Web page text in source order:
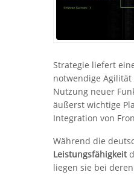
Strategie liefert
notwendige
Nutzung neuer
äußerst wichtige
Integration von
Während die
Leistungsfähigkeit
liegen sie bei